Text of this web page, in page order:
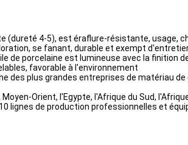
(dureté 4-5), est éraflure-résistante, usage,
se fanant, durable et exempt
porcelaine est lumineuse avec la finition
favorable à l'environnement
des plus grandes entreprises de matériau
Orient, l'Egypte, l'Afrique du Sud,
lignes de production professionnelles et